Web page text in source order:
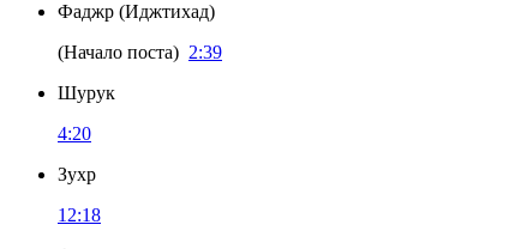
Фаджр (Иджтихад)
(Начало поста) 2:39
Шурук
4:20
Зухр
12:18